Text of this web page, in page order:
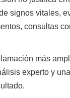
signos vitales,
consultas
más
experto y una